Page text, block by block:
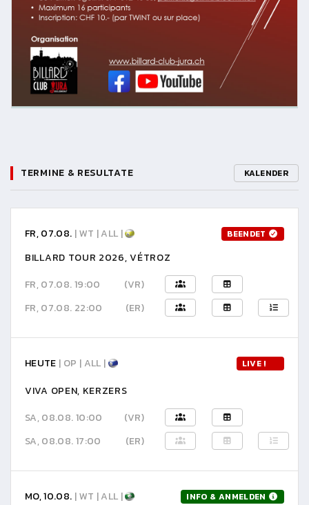
TERMINE & RESULTATE KALENDER
FR, 07.08. | WT | ALL | BEENDET
BILLARD TOUR 2026, VÉTROZ
FR, 07.08. 19:00
(VR)
FR, 07.08. 22:00
(ER)
HEUTE | OP | ALL | LIVE !
VIVA OPEN, KERZERS
SA, 08.08. 10:00
(VR)
SA, 08.08. 17:00
(ER)
MO, 10.08. | WT | ALL | INFO & ANMELDEN